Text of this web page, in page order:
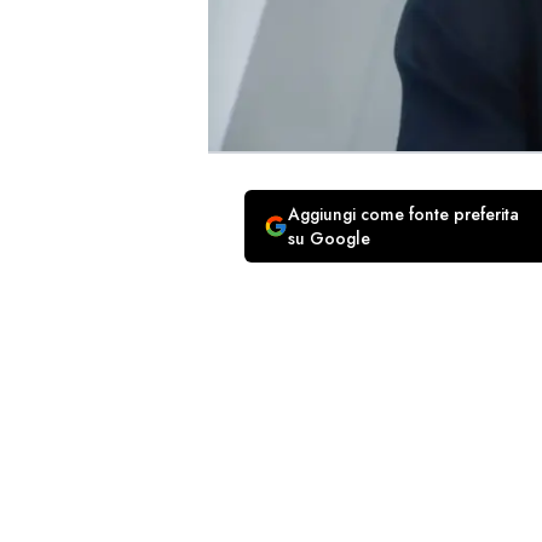
Aggiungi come fonte preferita
su Google